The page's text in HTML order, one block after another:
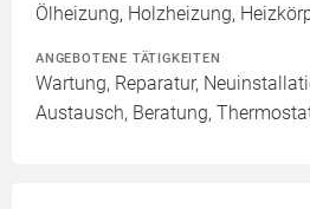
Ölheizung, Holzheizung,
ANGEBOTENE TÄTIGKEITEN
Wartung, Reparatur,
Austausch, Beratung,